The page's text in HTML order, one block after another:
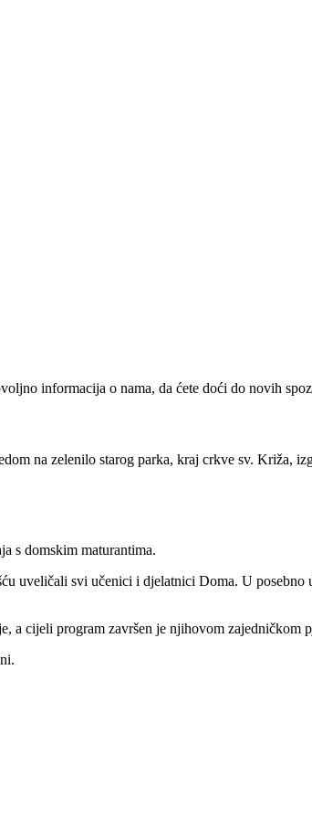
informacija o nama, da ćete doći do novih
na zelenilo starog parka, kraj crkve sv. Križa,
s domskim maturantima.
uveličali svi učenici i djelatnici Doma. U posebno
a cijeli program završen je njihovom zajedničkom